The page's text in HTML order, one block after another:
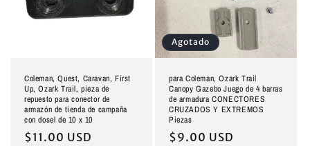
Coleman, Quest, Caravan, First
Up, Ozark Trail, pieza de
repuesto para conector de
armazón de tienda de campaña
con dosel de 10 x 10
Precio
$11.00 USD
Agotado
para Coleman, Ozark Trail
Canopy Gazebo Juego de 4 barras
de armadura CONECTORES
CRUZADOS Y EXTREMOS
Piezas
Precio
$9.00 USD